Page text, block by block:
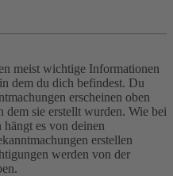
meist wichtige Informationen
dem du dich befindest. Du
erscheinen oben
dem sie erstellt wurden. Wie bei
es von deinen
erstellen
werden von der